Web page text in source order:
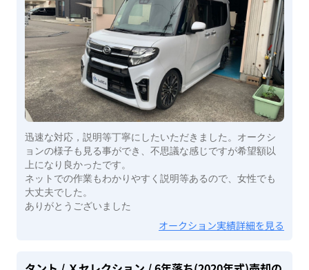
迅速な対応，説明等丁寧にしたいただきました。オークシ
ョンの様子も見る事ができ、不思議な感じですが希望額以
上になり良かったです。
ネットでの作業もわかりやすく説明等あるので、女性でも
大丈夫でした。
ありがとうございました
オークション実績詳細を見る